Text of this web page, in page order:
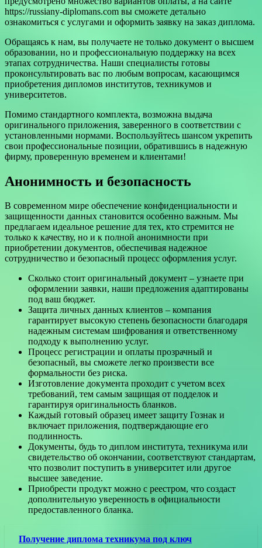
https://russiany-diplomans.com вы сможете детально
ознакомиться с услугами и оформить заявку на заказ диплома.
Обращаясь к нам, вы получаете не только документ о высшем
образовании, но и профессиональную поддержку на всех
этапах сотрудничества. Наши специалисты готовы
проконсультировать вас по любым вопросам, касающимся
приобретения дипломов институтов, техникумов и
университетов.
Помимо стандартного комплекта, возможна выдача
оригинального приложения, заверенного в соответствии с
установленными нормами. Воспользуйтесь шансом укрепить
свои профессиональные позиции, обратившись в надежную
фирму, проверенную временем и клиентами!
Анонимность и безопасность
В современном мире обеспечение конфиденциальности и
защищенности данных становится особенно важным. Мы
предлагаем идеальное решение для тех, кто стремится не
только к качеству, но и к полной анонимности при
приобретении документов, обеспечивая надежное
сотрудничество и безопасный процесс оформления услуг.
Сколько стоит оригинальный документ – узнаете при
оформлении заявки, наши предложения адаптированы
под ваш бюджет.
Защита личных данных клиентов – компания
гарантирует высокую степень безопасности благодаря
надежным системам шифрования и ответственному
подходу к выполнению услуг.
Процесс регистрации и оплаты прозрачный и
безопасный, вы сможете легко произвести все
формальности без риска.
Изготовление документа проходит с учетом всех
требований, тем самым защищая от подделок и
гарантируя оригинальность бланков.
Каждый готовый образец имеет защиту Гознак и
включает приложения, подтверждающие его
подлинность.
Документы, будь то диплом института, техникума или
свидетельство об окончании, соответствуют стандартам,
что позволит поступить в университет или другое
высшее заведение.
Приобрести продукт можно с реестром, что создаст
дополнительную уверенность в официальности
предоставленного бланка.
Получение диплома техникума под ключ